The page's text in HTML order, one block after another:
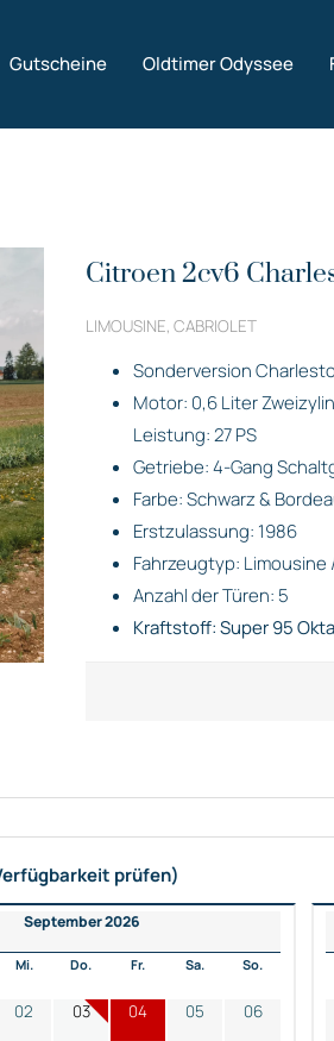
Gutscheine Oldtimer Odyssee
Citroen 2cv6
LIMOUSINE, CABRIOLET
Sonderversion
Motor: 0,6 Liter
Leistung: 27 PS
Getriebe: 4-Gang
Farbe: Schwarz &
Erstzulassung: 1986
Fahrzeugtyp:
Anzahl der Türen: 5
Kraftstoff: Super 95
prüfen)
September 2026
Mi. Do. Fr. Sa. So.
02 03 04 05 06